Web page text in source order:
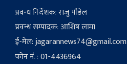
प्रवन्ध निर्देशक: राजु पौडेल
प्रवन्ध सम्पादक: आशिष लामा
ई-मेल:jagarannews74@gmail.com
फोन नं. : 01-4436964